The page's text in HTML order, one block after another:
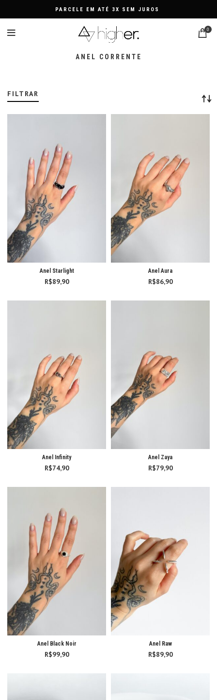
PARCELE EM ATÉ 3X SEM JUROS
0
ANEL CORRENTE
FILTRAR
Anel Starlight
R$89,90
Anel Aura
R$86,90
Anel Infinity
R$74,90
Anel Zaya
R$79,90
Anel Black Noir
R$99,90
Anel Raw
R$89,90